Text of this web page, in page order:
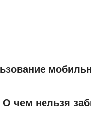
О чем нельзя